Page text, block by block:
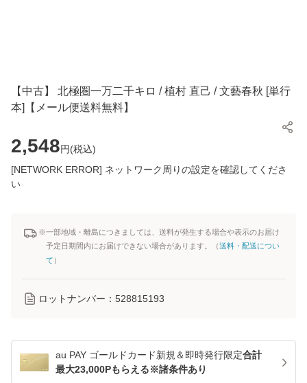
【中古】 北極圏一万二千キロ / 植村 直己 / 文藝春秋 [単行
本]【メール便送料無料】
2,548円(税込)
[NETWORK ERROR] ネットワーク周りの設定を確認してくださ
い
※一部地域・離島につきましては、送料が発生する場合や表示のお届け
予定日期間内にお届けできない場合があります。（送料・配送につい
て ）
ロットナンバー： 528815193
au PAY ゴールドカード新規＆即時発行限定合計
最大23,000Pもらえる※諸条件あり